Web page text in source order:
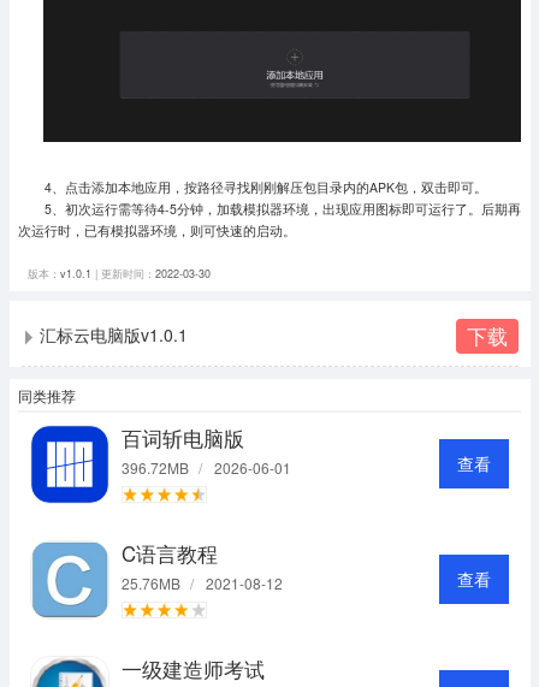
4、点击添加本地应用，按路径寻找刚刚解压包目录内的APK包，双击即可。
5、初次运行需等待4-5分钟，加载模拟器环境，出现应用图标即可运行了。
后期再
次运行时，已有模拟器环境，则可快速的启动。
版本： v1.0.1 | 更新时间： 2022-03-30
汇标云电脑版v1.0.1 下载
同类推荐
百词斩电脑版
396.72MB / 2026-06-01 查看
C语言教程
25.76MB / 2021-08-12 查看
一级建造师考试